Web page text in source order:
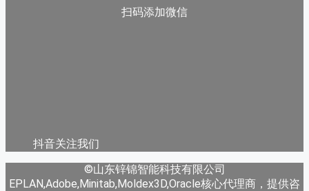
扫码添加微信
抖音关注我们
©山东锌锦智能科技有限公司
EPLAN,Adobe,Minitab,Moldex3D,Oracle核心代理商，提供咨